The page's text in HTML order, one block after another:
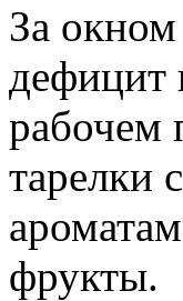
За окном
дефицит
рабочем
тарелки
фрукты.